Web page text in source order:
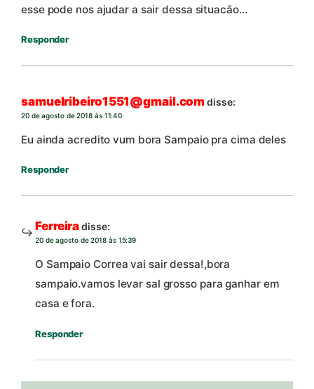
esse pode nos ajudar a sair dessa situacão…
Responder
samuelribeiro1551@gmail.comdisse:
20 de agosto de 2018 às 11:40
Eu ainda acredito vum bora Sampaio pra cima deles
Responder
Ferreiradisse:
20 de agosto de 2018 às 15:39
O Sampaio Correa vai sair dessa!,bora
sampaio.vamos levar sal grosso para ganhar em
casa e fora.
Responder